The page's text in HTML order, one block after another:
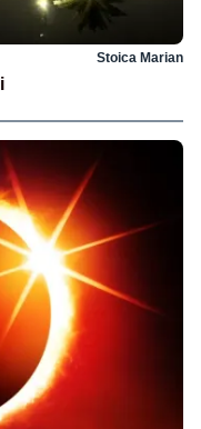
Stoica Marian